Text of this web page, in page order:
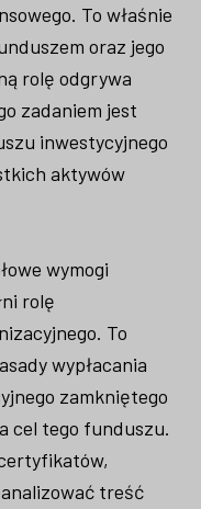
To właśnie
oraz jego
rolę odgrywa
zadaniem jest
inwestycyjnego
aktywów
wymogi
rolę
To
wypłacania
zamkniętego
cel tego funduszu.
treść